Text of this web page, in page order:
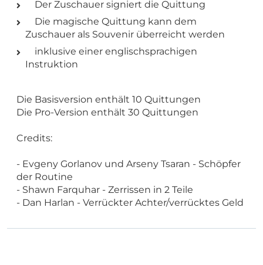
Der Zuschauer signiert die Quittung
Die magische Quittung kann dem
Zuschauer als Souvenir überreicht werden
inklusive einer englischsprachigen
Instruktion
Die Basisversion enthält 10 Quittungen
Die Pro-Version enthält 30 Quittungen
Credits:
- Evgeny Gorlanov und Arseny Tsaran - Schöpfer
der Routine
- Shawn Farquhar - Zerrissen in 2 Teile
- Dan Harlan - Verrückter Achter/verrücktes Geld